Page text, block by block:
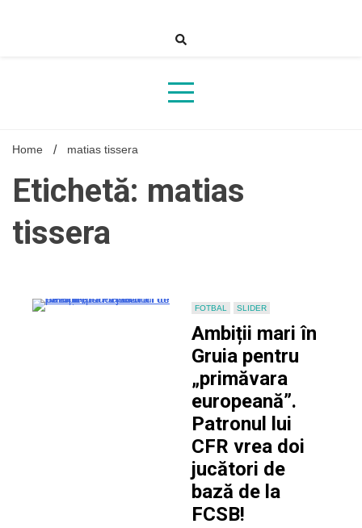
Home matias tissera
Etichetă: matias
tissera
FOTBAL SLIDER
Ambiții mari în
Gruia pentru
„primăvara
europeană”.
Patronul lui
CFR vrea doi
jucători de
bază de la
FCSB!